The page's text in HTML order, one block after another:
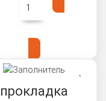
прокладка